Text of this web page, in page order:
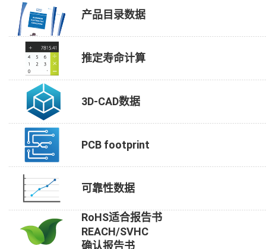
产品目录数据
推定寿命计算
3D-CAD数据
PCB footprint
可靠性数据
RoHS适合报告书
REACH/SVHC
确认报告书